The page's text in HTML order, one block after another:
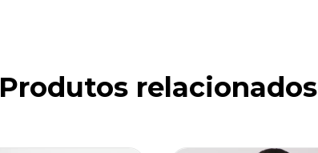
Produtos relacionados